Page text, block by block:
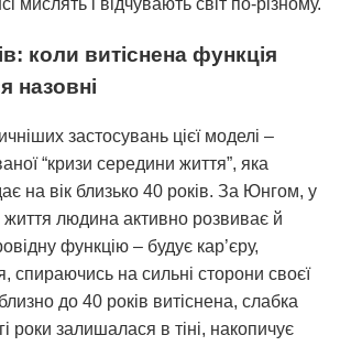
мислять і відчувають світ по-різному.
коли витіснена функція
назовні
застосувань цієї моделі –
“кризи середини життя”, яка
на вік близько 40 років. За Юнгом, у
життя людина активно розвиває й
функцію – будує кар’єру,
спираючись на сильні сторони своєї
до 40 років витіснена, слабка
роки залишалася в тіні, накопичує